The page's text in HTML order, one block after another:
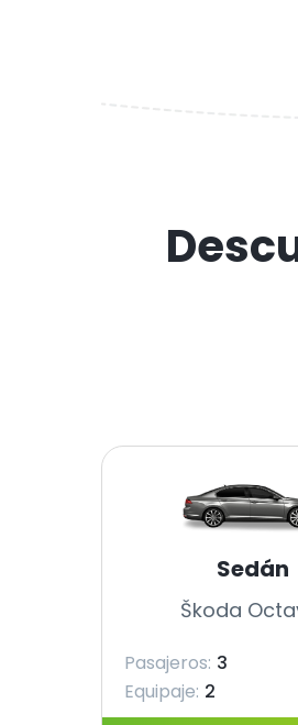
Sedán
Škoda
Pasajeros: 3
Equipaje: 2